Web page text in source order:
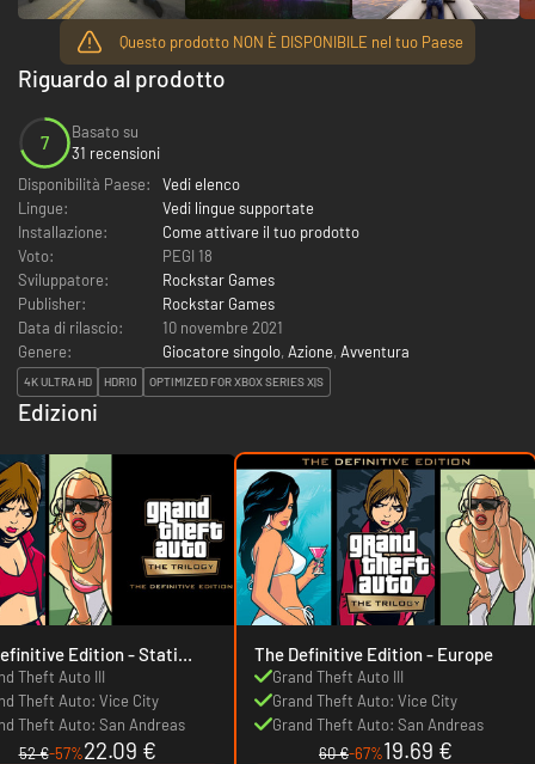
Questo prodotto NON È DISPONIBILE nel tuo Paese
Riguardo al prodotto
7
Basato su
31 recensioni
Disponibilità Paese:
Vedi elenco
Lingue:
Vedi lingue supportate
Installazione:
Come attivare il tuo prodotto
Voto:
PEGI 18
Sviluppatore:
Rockstar Games
Publisher:
Rockstar Games
Data di rilascio:
10 novembre 2021
Genere:
Giocatore singolo, Azione, Avventura
4K ULTRA HD HDR10 OPTIMIZED FOR XBOX SERIES X|S
Edizioni
Edition - Stati
Theft Auto III
Theft Auto: Vice City
Theft Auto: San Andreas
52 €-57%22.09 €
The Definitive Edition - Europe
Grand Theft Auto III
Grand Theft Auto: Vice City
Grand Theft Auto: San Andreas
60 €-67%19.69 €